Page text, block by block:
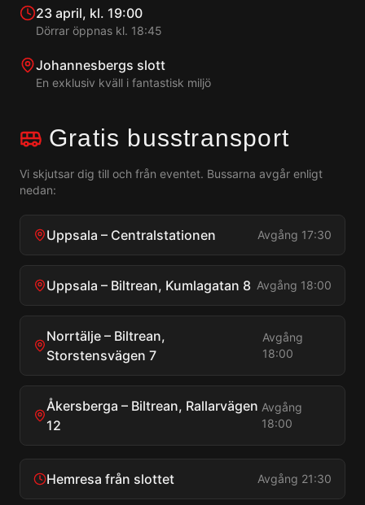
23 april, kl. 19:00
Dörrar öppnas kl. 18:45
Johannesbergs slott
En exklusiv kväll i fantastisk miljö
Gratis busstransport
Vi skjutsar dig till och från eventet. Bussarna avgår enligt
nedan:
Uppsala – Centralstationen Avgång 17:30
Uppsala – Biltrean, Kumlagatan 8 Avgång 18:00
Norrtälje – Biltrean,
Storstensvägen 7
Avgång
18:00
Åkersberga – Biltrean, Rallarvägen
12
Avgång
18:00
Hemresa från slottet Avgång 21:30